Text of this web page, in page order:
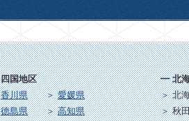
北
北
秋
四国地区
香川県
愛媛県
徳島県
高知県